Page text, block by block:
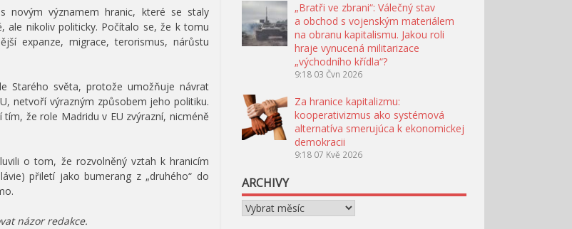
novým významem hranic, které se staly
ale nikoliv politicky. Počítalo se, že k tomu
expanze, migrace, terorismus, nárůstu
Starého světa, protože umožňuje návrat
netvoří výrazným způsobem jeho politiku.
že role Madridu v EU zvýrazní, nicméně
o tom, že rozvolněný vztah k hranicím
přiletí jako bumerang z „druhého“ do
názor redakce.
„Bratři ve zbrani“: Válečný stav
a obchod s vojenským materiálem
na obranu kapitalismu. Jakou roli
hraje vynucená militarizace
„východního křídla“?
9:18 03 Čvn 2026
Za hranice kapitalizmu:
kooperativizmus ako systémová
alternatíva smerujúca k ekonomickej
demokracii
9:18 07 Kvě 2026
ARCHIVY
Archivy